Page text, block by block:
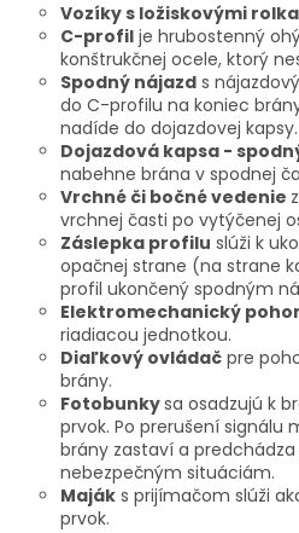
Vozíky s ložiskovými
C-profil je hrubostenný
konštrukčnej ocele, ktorý
Spodný nájazd s
do C-profilu na koniec
nadíde do dojazdovej kapsy.
Dojazdová kapsa -
nabehne brána v spodnej
Vrchné či bočné vedenie
vrchnej časti po vytýčenej
Záslepka profilu slúži k
opačnej strane (na strane
profil ukončený spodným
Elektromechanický
riadiacou jednotkou.
Diaľkový ovládač pre
brány.
Fotobunkysa osadzujú k
prvok. Po prerušení
brány zastaví a
nebezpečným situáciám.
Maják s prijímačom slúži
prvok.